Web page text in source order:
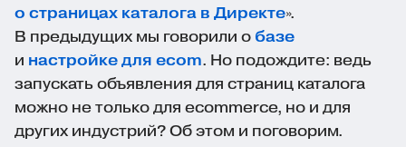
о страницах каталога в Директе».
В предыдущих мы говорили о базе
и настройке для ecom. Но подождите: ведь
запускать объявления для страниц каталога
можно не только для ecommerce, но и для
других индустрий? Об этом и поговорим.